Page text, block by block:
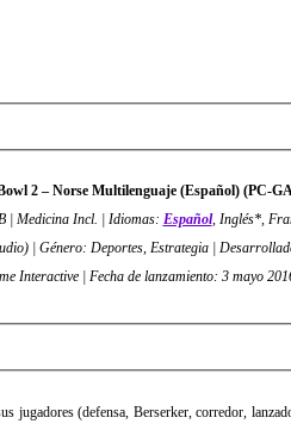
2 – Norse Multilenguaje (Español) (PC-
| Medicina Incl. | Idiomas: Español, Inglés*,
| Género: Deportes, Estrategia | Desarrollador:
Interactive | Fecha de lanzamiento: 3 mayo
jugadores (defensa, Berserker, corredor,